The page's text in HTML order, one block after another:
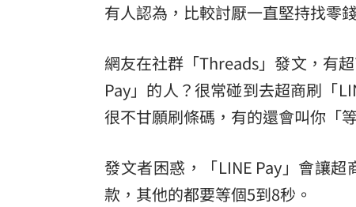
有人認為，比較討厭一直堅持找零
網友在社群「Threads」發文，有
Pay」的人？很常碰到去超商刷「
很不甘願刷條碼，有的還會叫你「
發文者困惑，「LINE Pay」會讓
款，其他的都要等個5到8秒。